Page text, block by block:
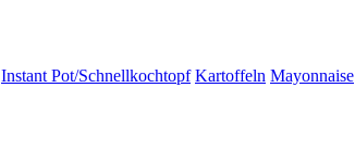
Instant Pot/Schnellkochtopf Kartoffeln Mayonnaise